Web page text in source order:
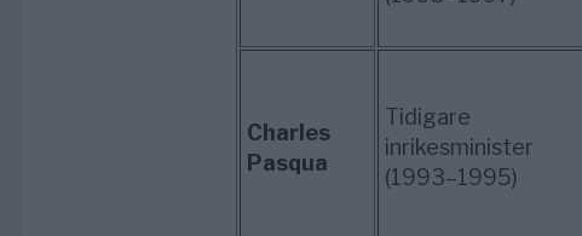
Charles
Pasqua
Tidigare
inrikesminister
(1993–1995)